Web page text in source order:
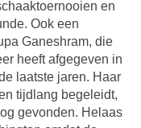
en
Ook een
Ganeshram, die
heeft afgegeven in
laatste jaren. Haar
tijdlang begeleidt,
gevonden. Helaas